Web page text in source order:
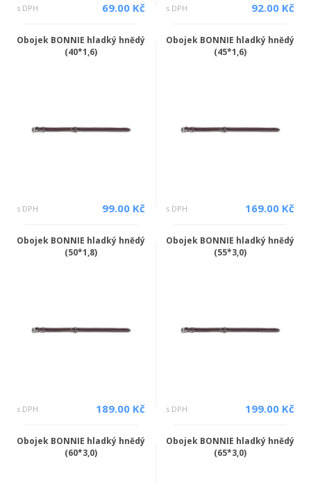
s DPH 69.00 Kč s DPH 92.00 Kč
Obojek BONNIE hladký hnědý
(40*1,6)
s DPH 99.00 Kč
Obojek BONNIE hladký hnědý
(45*1,6)
s DPH 169.00 Kč
Obojek BONNIE hladký hnědý
(50*1,8)
s DPH 189.00 Kč
Obojek BONNIE hladký hnědý
(55*3,0)
s DPH 199.00 Kč
Obojek BONNIE hladký hnědý
(60*3,0)
Obojek BONNIE hladký hnědý
(65*3,0)